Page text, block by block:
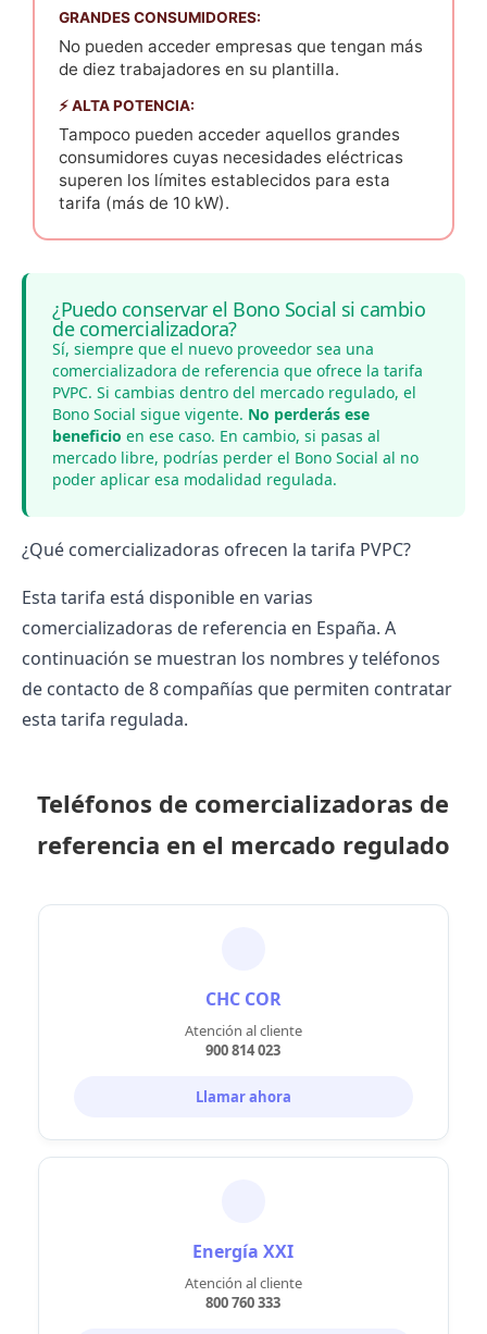
GRANDES CONSUMIDORES:
No pueden acceder empresas que tengan más
de diez trabajadores en su plantilla.
⚡ ALTA POTENCIA:
Tampoco pueden acceder aquellos grandes
consumidores cuyas necesidades eléctricas
superen los límites establecidos para esta
tarifa (más de 10 kW).
¿Puedo conservar el Bono Social si cambio
de comercializadora?
Sí, siempre que el nuevo proveedor sea una
comercializadora de referencia que ofrece la tarifa
PVPC. Si cambias dentro del mercado regulado, el
Bono Social sigue vigente. No perderás ese
beneficio en ese caso. En cambio, si pasas al
mercado libre, podrías perder el Bono Social al no
poder aplicar esa modalidad regulada.
¿Qué comercializadoras ofrecen la tarifa PVPC?
Esta tarifa está disponible en varias
comercializadoras de referencia en España. A
continuación se muestran los nombres y teléfonos
de contacto de 8 compañías que permiten contratar
esta tarifa regulada.
Teléfonos de comercializadoras de
referencia en el mercado regulado
CHC COR
Atención al cliente
900 814 023
Llamar ahora
Energía XXI
Atención al cliente
800 760 333